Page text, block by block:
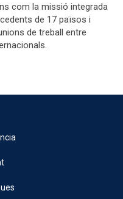
com la missió integrada
de 17 països i
de treball entre